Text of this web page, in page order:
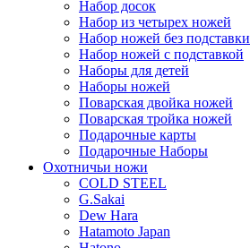
Набор досок
Набор из четырех ножей
Набор ножей без подставки
Набор ножей с подставкой
Наборы для детей
Наборы ножей
Поварская двойка ножей
Поварская тройка ножей
Подарочные карты
Подарочные Наборы
Охотничьи ножи
COLD STEEL
G.Sakai
Dew Hara
Hatamoto Japan